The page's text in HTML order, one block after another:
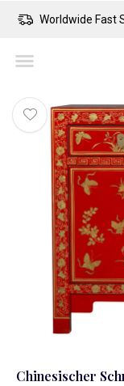
Worldwide Fast
Chinesischer